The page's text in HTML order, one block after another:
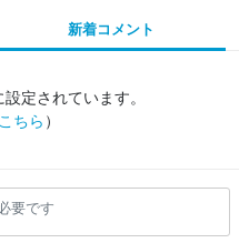
新着コメント
定されています。
ちら ）
要です